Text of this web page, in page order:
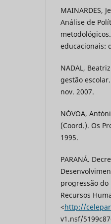
MAINARDES,
Análise de
metodológicos.
educacionais:
NADAL,
gestão
nov. 2007.
NÓVOA,
(Coord.). Os
1995.
PARANÁ.
progressão
Recursos
<http://
v1.nsf/